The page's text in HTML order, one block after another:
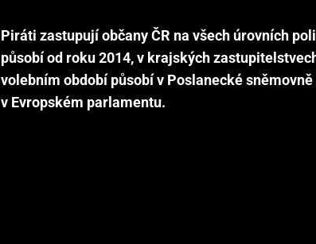
Piráti zastupují občany ČR na všech úrovních
působí od roku 2014, v krajských
volebním období působí v Poslanecké